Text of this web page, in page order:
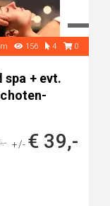
156 4 0
spa + evt.
+/- € 39,-